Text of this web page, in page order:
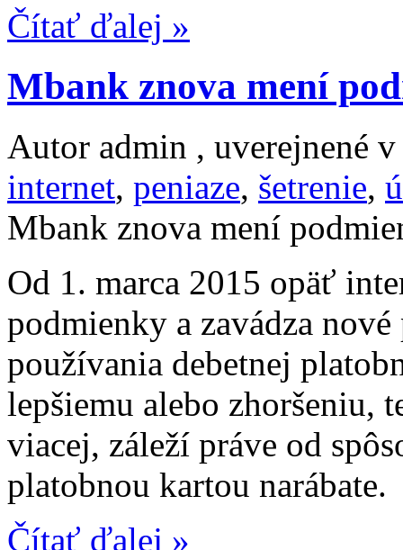
Čítať ďalej »
Mbank znova mení
Autor admin , uverejnené
internet, peniaze, šetrenie,
Mbank znova mení
Od 1. marca 2015 opäť
podmienky a zavádza
používania debetnej
lepšiemu alebo zhoršeniu,
viacej, záleží práve od
platobnou kartou narábate.
Čítať ďalej »